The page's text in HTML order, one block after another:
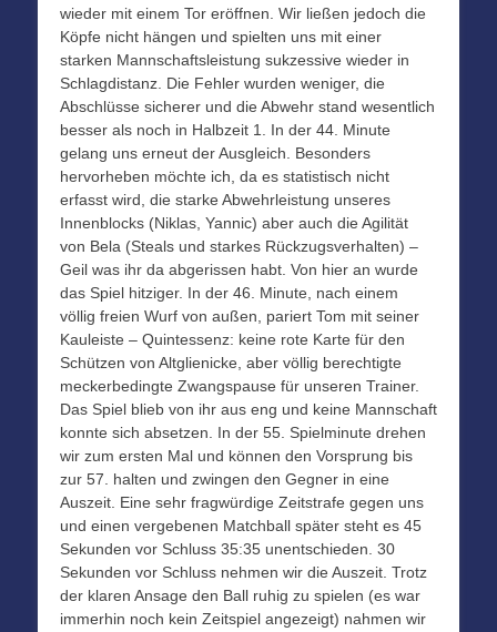
wieder mit einem Tor eröffnen. Wir ließen jedoch die
Köpfe nicht hängen und spielten uns mit einer
starken Mannschaftsleistung sukzessive wieder in
Schlagdistanz. Die Fehler wurden weniger, die
Abschlüsse sicherer und die Abwehr stand wesentlich
besser als noch in Halbzeit 1. In der 44. Minute
gelang uns erneut der Ausgleich. Besonders
hervorheben möchte ich, da es statistisch nicht
erfasst wird, die starke Abwehrleistung unseres
Innenblocks (Niklas, Yannic) aber auch die Agilität
von Bela (Steals und starkes Rückzugsverhalten) –
Geil was ihr da abgerissen habt. Von hier an wurde
das Spiel hitziger. In der 46. Minute, nach einem
völlig freien Wurf von außen, pariert Tom mit seiner
Kauleiste – Quintessenz: keine rote Karte für den
Schützen von Altglienicke, aber völlig berechtigte
meckerbedingte Zwangspause für unseren Trainer.
Das Spiel blieb von ihr aus eng und keine Mannschaft
konnte sich absetzen. In der 55. Spielminute drehen
wir zum ersten Mal und können den Vorsprung bis
zur 57. halten und zwingen den Gegner in eine
Auszeit. Eine sehr fragwürdige Zeitstrafe gegen uns
und einen vergebenen Matchball später steht es 45
Sekunden vor Schluss 35:35 unentschieden. 30
Sekunden vor Schluss nehmen wir die Auszeit. Trotz
der klaren Ansage den Ball ruhig zu spielen (es war
immerhin noch kein Zeitspiel angezeigt) nahmen wir